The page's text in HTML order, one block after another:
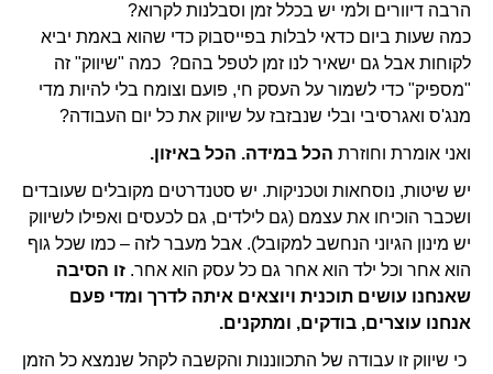
הרבה דיוורים ולמי יש בכלל זמן וסבלנות לקרוא?
כמה שעות ביום כדאי לבלות בפייסבוק כדי שהוא באמת יביא
לקוחות אבל גם ישאיר לנו זמן לטפל בהם? כמה "שיווק" זה
"מספיק" כדי לשמור על העסק חי, פועם וצומח בלי להיות מדי
מנג'ס ואגרסיבי ובלי שנבזבז על שיווק את כל יום העבודה?
ואני אומרת וחוזרת הכל במידה. הכל באיזון.
יש שיטות, נוסחאות וטכניקות. יש סטנדרטים מקובלים שעובדים
ושכבר הוכיחו את עצמם (גם לילדים, גם לכעסים ואפילו לשיווק
יש מינון הגיוני הנחשב למקובל). אבל מעבר לזה – כמו שכל גוף
הוא אחר וכל ילד הוא אחר גם כל עסק הוא אחר. זו הסיבה
שאנחנו עושים תוכנית ויוצאים איתה לדרך ומדי פעם
אנחנו עוצרים, בודקים, ומתקנים.
כי שיווק זו עבודה של התכווננות והקשבה לקהל שנמצא כל הזמן